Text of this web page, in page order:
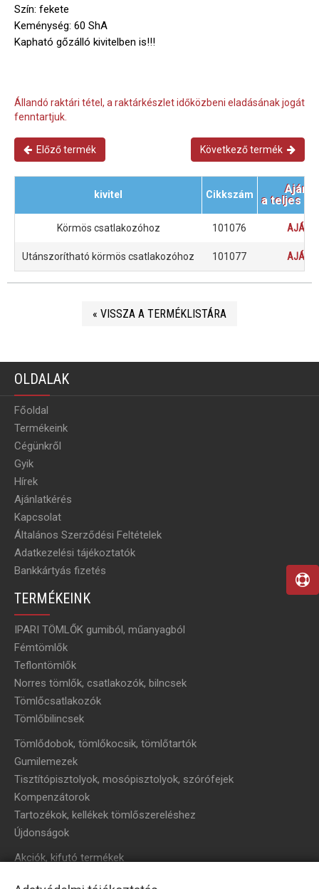
Szín: fekete
Keménység: 60 ShA
Kapható gőzálló kivitelben is!!!
Állandó raktári tétel, a raktárkészlet időközbeni eladásának jogát
fenntartjuk.
Előző termék Következő termék
kivitel Cikkszám
a teljes
Körmös csatlakozóhoz 101076
Utánszorítható körmös csatlakozóhoz 101077
« VISSZA A TERMÉKLISTÁRA
OLDALAK
Főoldal
Termékeink
Cégünkről
Gyik
Hírek
Ajánlatkérés
Kapcsolat
Általános Szerződési Feltételek
Adatkezelési tájékoztatók
Bankkártyás fizetés
TERMÉKEINK
IPARI TÖMLŐK gumiból, műanyagból
Fémtömlők
Teflontömlők
Norres tömlők, csatlakozók, bilncsek
Tömlőcsatlakozók
Tömlőbilincsek
Tömlődobok, tömlőkocsik, tömlőtartók
Gumilemezek
Tisztítópisztolyok, mosópisztolyok, szórófejek
Kompenzátorok
Tartozékok, kellékek tömlőszereléshez
Újdonságok
Akciók, kifutó termékek
HÍRLEVÉL